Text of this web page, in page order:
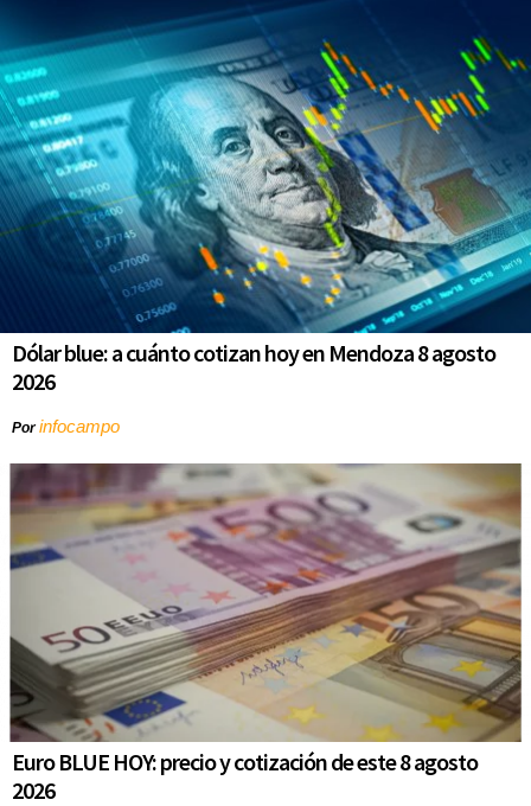
Dólar blue: a cuánto cotizan hoy en Mendoza 8 agosto
2026
Porinfocampo
Euro BLUE HOY: precio y cotización de este 8 agosto
2026